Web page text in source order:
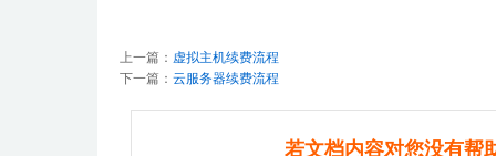
上一篇： 虚拟主机续费流程
下一篇： 云服务器续费流程
若文档内容对您没有帮